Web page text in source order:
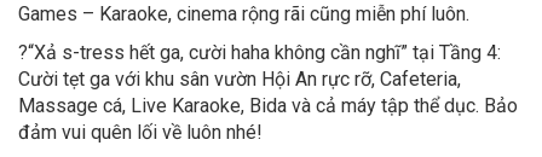
Games – Karaoke, cinema rộng rãi cũng miễn phí luôn.
?“Xả s-tress hết ga, cười haha không cần nghĩ” tại Tầng 4:
Cười tẹt ga với khu sân vườn Hội An rực rỡ, Cafeteria,
Massage cá, Live Karaoke, Bida và cả máy tập thể dục. Bảo
đảm vui quên lối về luôn nhé!